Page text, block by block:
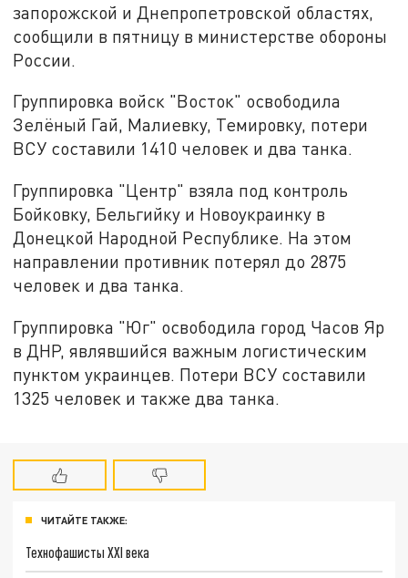
запорожской и Днепропетровской областях,
сообщили в пятницу в министерстве обороны
России.
Группировка войск "Восток" освободила
Зелёный Гай, Малиевку, Темировку, потери
ВСУ составили 1410 человек и два танка.
Группировка "Центр" взяла под контроль
Бойковку, Бельгийку и Новоукраинку в
Донецкой Народной Республике. На этом
направлении противник потерял до 2875
человек и два танка.
Группировка "Юг" освободила город Часов Яр
в ДНР, являвшийся важным логистическим
пунктом украинцев. Потери ВСУ составили
1325 человек и также два танка.
ЧИТАЙТЕ ТАКЖЕ:
Технофашисты XXI века